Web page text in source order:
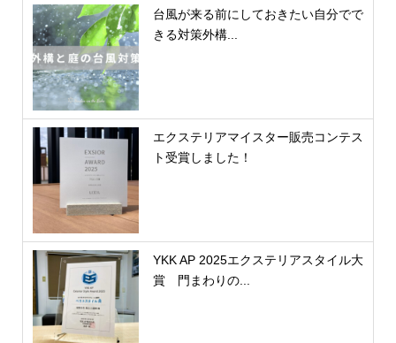
台風が来る前にしておきたい自分でで
きる対策外構...
エクステリアマイスター販売コンテス
ト受賞しました！
YKK AP 2025エクステリアスタイル大
賞 門まわりの...